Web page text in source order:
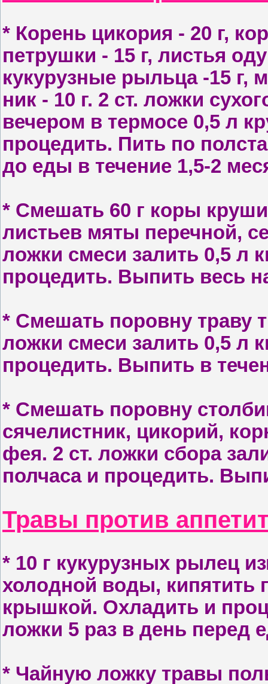
* Корень цикория - 20 г,
петрушки - 15 г, листья
кукурузные рыльца -15 г,
ник - 10 г. 2 ст. ложки
вечером в термосе 0,5 л
процедить. Пить по
до еды в течение 1,5-2
* Смешать 60 г коры
лис­тьев мяты перечной,
ложки сме­си залить 0,5 л
процедить. Выпить весь
* Смешать поровну траву
ложки смеси залить 0,5 л
проце­дить. Выпить в
* Смешать поровну
сячелистник, цикорий,
фея. 2 ст. ложки сбора
полчаса и процедить.
Травы против
* 10 г кукурузных рылец
холодной воды, кипятить
крышкой. Охладить и
ложки 5 раз в день перед
* Чайную ложку травы